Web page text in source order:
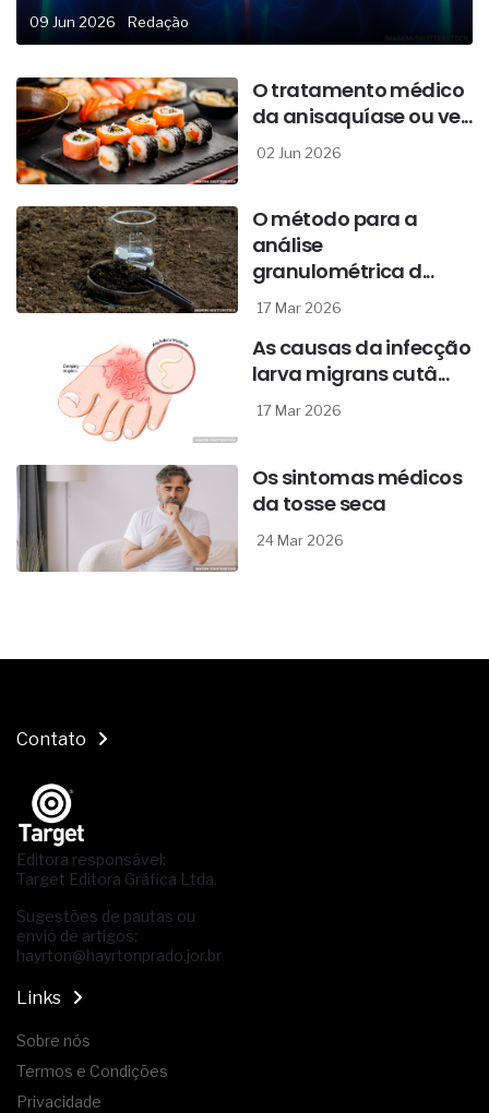
09 Jun 2026 Redação
O tratamento médico
da anisaquíase ou ve...
02 Jun 2026
O método para a
análise
granulométrica d...
17 Mar 2026
As causas da infecção
larva migrans cutâ...
17 Mar 2026
Os sintomas médicos
da tosse seca
24 Mar 2026
Contato
Editora responsável:
Target Editora Gráfica Ltda.
Sugestões de pautas ou
envio de artigos:
hayrton@hayrtonprado.jor.br
Links
Sobre nós
Termos e Condições
Privacidade